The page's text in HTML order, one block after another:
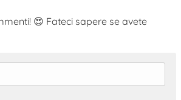
😍 Fateci sapere se avete